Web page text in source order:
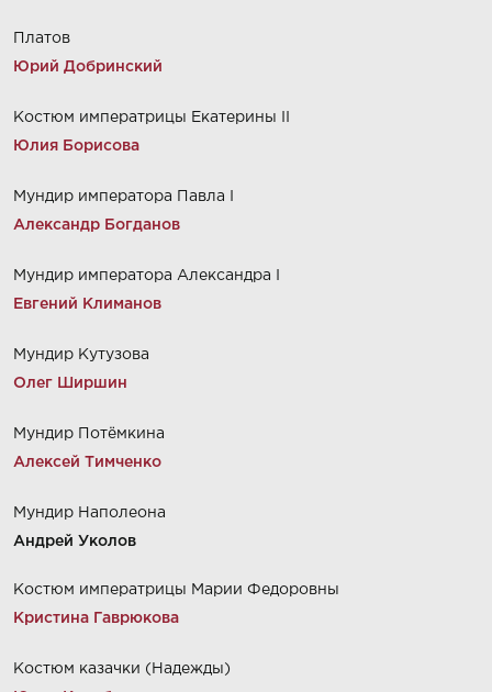
Платов
Юрий Добринский
Костюм императрицы Екатерины II
Юлия Борисова
Мундир императора Павла I
Александр Богданов
Мундир императора Александра I
Евгений Климанов
Мундир Кутузова
Олег Ширшин
Мундир Потёмкина
Алексей Тимченко
Мундир Наполеона
Андрей Уколов
Костюм императрицы Марии Федоровны
Кристина Гаврюкова
Костюм казачки (Надежды)